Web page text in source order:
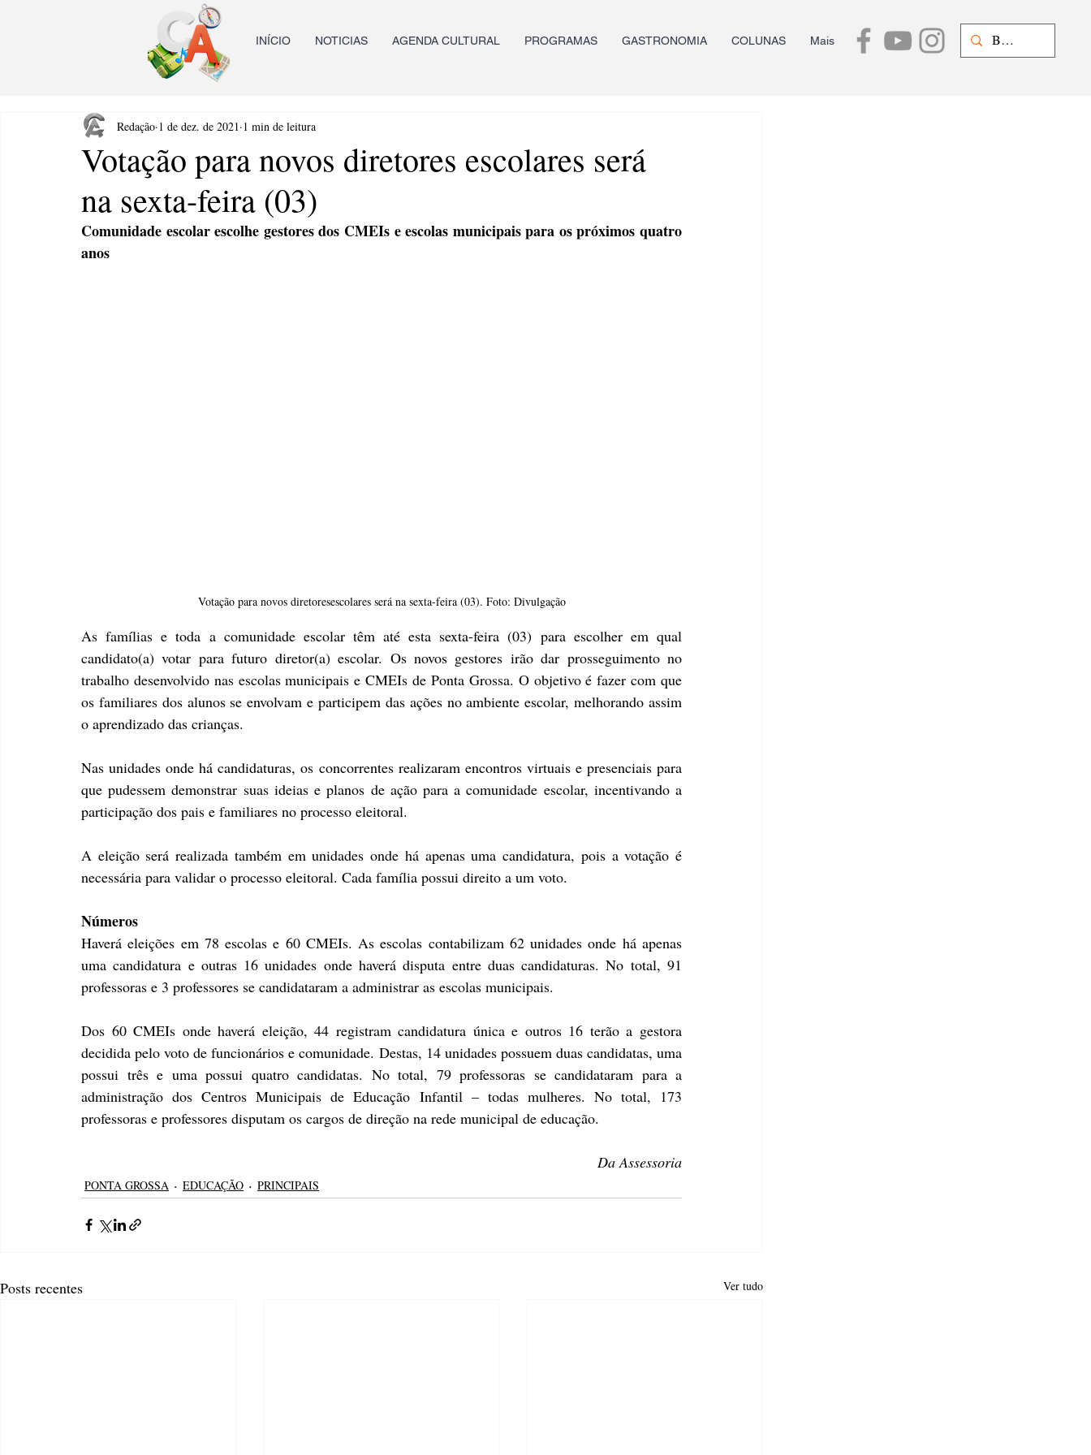
INÍCIO NOTICIAS AGENDA CULTURAL PROGRAMAS GASTRONOMIA COLUNAS Mais
Votação para novos diretores escolares será
na sexta-feira (03)
Redação 1 de dez. de 2021 1 min de leitura
Comunidade escolar escolhe gestores dos CMEIs e escolas municipais para os próximos quatro
anos
Votação para novos diretoresescolares será na sexta-feira (03). Foto: Divulgação
As famílias e toda a comunidade escolar têm até esta sexta-feira (03) para escolher em qual
candidato(a) votar para futuro diretor(a) escolar. Os novos gestores irão dar prosseguimento no
trabalho desenvolvido nas escolas municipais e CMEIs de Ponta Grossa. O objetivo é fazer com que
os familiares dos alunos se envolvam e participem das ações no ambiente escolar, melhorando assim
o aprendizado das crianças.
Nas unidades onde há candidaturas, os concorrentes realizaram encontros virtuais e presenciais para
que pudessem demonstrar suas ideias e planos de ação para a comunidade escolar, incentivando a
participação dos pais e familiares no processo eleitoral.
A eleição será realizada também em unidades onde há apenas uma candidatura, pois a votação é
necessária para validar o processo eleitoral. Cada família possui direito a um voto.
Números
Haverá eleições em 78 escolas e 60 CMEIs. As escolas contabilizam 62 unidades onde há apenas
uma candidatura e outras 16 unidades onde haverá disputa entre duas candidaturas. No total, 91
professoras e 3 professores se candidataram a administrar as escolas municipais.
Dos 60 CMEIs onde haverá eleição, 44 registram candidatura única e outros 16 terão a gestora
decidida pelo voto de funcionários e comunidade. Destas, 14 unidades possuem duas candidatas, uma
possui três e uma possui quatro candidatas. No total, 79 professoras se candidataram para a
administração dos Centros Municipais de Educação Infantil – todas mulheres. No total, 173
professoras e professores disputam os cargos de direção na rede municipal de educação.
Da Assessoria
PONTA GROSSA EDUCAÇÃO PRINCIPAIS
Posts recentes Ver tudo